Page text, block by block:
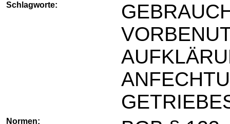
Schlagworte:
Normen: